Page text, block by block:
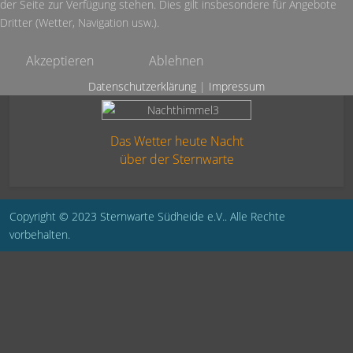
Das Wetter heute Nacht
über der Sternwarte
Copyright © 2023 Sternwarte Südheide e.V.. Alle Rechte
vorbehalten.
der Seite zur Verfügung stehen. Dies gilt insbesondere für Angebote
Dritter (Wetter, Navigation usw.).
Akzeptieren Ablehnen
Datenschutzerklärung | Impressum